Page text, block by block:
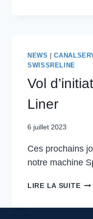
NEWS |
SWISSRELINE
Vol
Liner
6 juillet 2023
Ces prochains
notre machine
LIRE LA SUITE